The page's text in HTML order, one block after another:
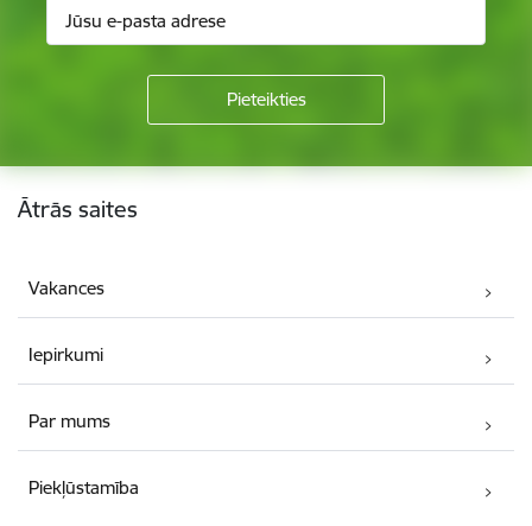
Kājene
Ātrās saites
Vakances
Iepirkumi
Par mums
Piekļūstamība